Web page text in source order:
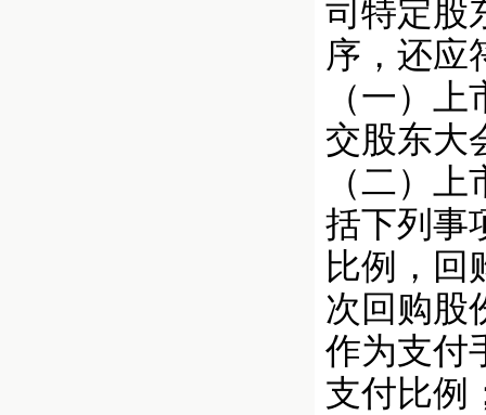
司特定股
序，还应
（一）
交股东大
（二）
括下列事
比例，回
次回购股
作为支付
支付比例